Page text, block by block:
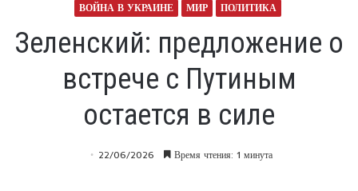
ВОЙНА В УКРАИНЕ МИР ПОЛИТИКА
Зеленский: предложение о
встрече с Путиным
остается в силе
22/06/2026 Время чтения: 1 минута